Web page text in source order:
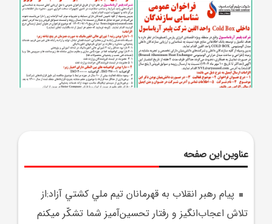
عناوین این صفحه
پيام رهبر انقلاب به قهرمانان تيم ملي کشتي آزاد:از
تلاش اعجاب‌انگيز و رفتار تحسين‌آميز شما تشکّر ميکنم